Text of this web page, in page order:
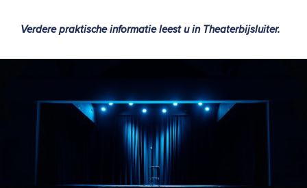
Verdere praktische informatie leest u in Theaterbijsluiter.